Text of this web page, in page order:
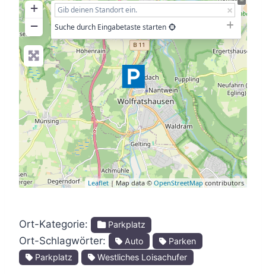
+
−
Suche durch Eingabetaste starten
Leaflet | Map data © OpenStreetMapcontributors
Ort-Kategorie: Parkplatz
Ort-Schlagwörter: Auto
Parken
Parkplatz
Westliches Loisachufer